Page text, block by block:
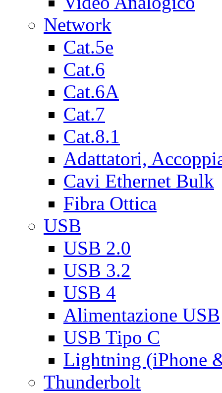
Network
Cat.5e
Cat.6
Cat.6A
Cat.7
Cat.8.1
Adattatori,
Cavi Ethernet Bulk
Fibra Ottica
USB
USB 2.0
USB 3.2
USB 4
Alimentazione USB
USB Tipo C
Lightning (iPhone
Thunderbolt